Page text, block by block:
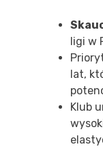
ligi w
lat,
Klub